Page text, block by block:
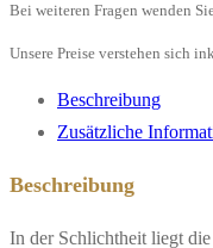
Bei weiteren Fragen wenden
Unsere Preise verstehen sich
Beschreibung
Zusätzliche
Beschreibung
In der Schlichtheit liegt